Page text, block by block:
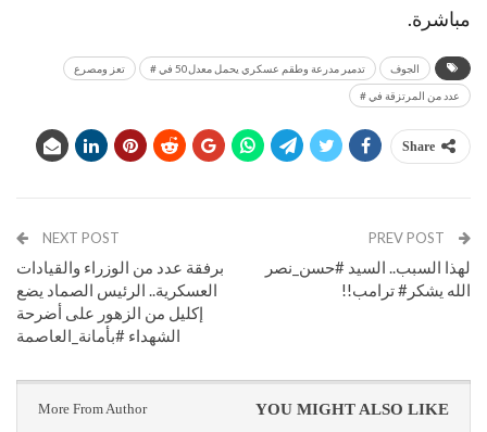
مباشرة.
الجوف تدمير مدرعة وطقم عسكري يحمل معدل50 في # تعز ومصرع
عدد من المرتزقة في #
Share
لهذا السبب.. السيد #حسن_نصر
الله يشكر# ترامب!!
NEXT POST
برفقة عدد من الوزراء والقيادات
العسكرية.. الرئيس الصماد يضع
إكليل من الزهور على أضرحة
الشهداء #بأمانة_العاصمة
YOU MIGHT ALSO LIKE
More From Author